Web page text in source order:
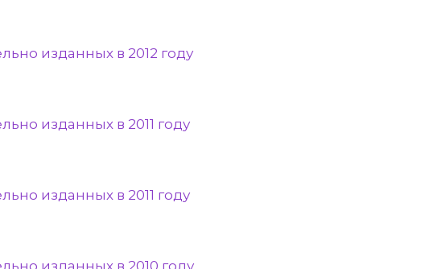
изданных в 2012 году
изданных в 2011 году
изданных в 2011 году
изданных в 2010 году